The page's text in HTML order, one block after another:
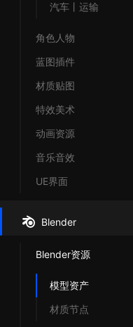
汽车丨运输
角色人物
蓝图插件
材质贴图
特效美术
动画资源
音乐音效
UE界面
Blender
Blender资源
模型资产
材质节点